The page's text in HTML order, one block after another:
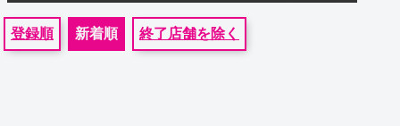
登録順 新着順 終了店舗を除く